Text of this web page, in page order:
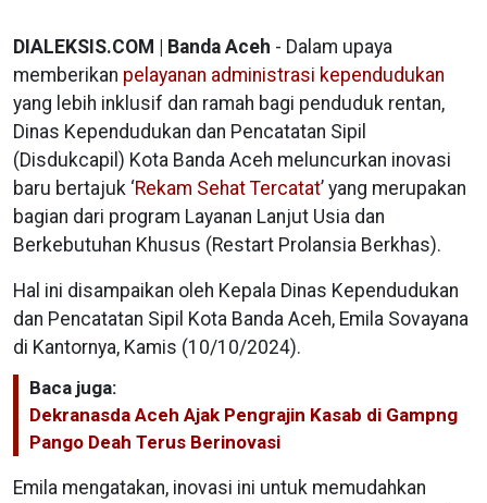
DIALEKSIS.COM | Banda Aceh - Dalam upaya
memberikan pelayanan administrasi kependudukan
yang lebih inklusif dan ramah bagi penduduk rentan,
Dinas Kependudukan dan Pencatatan Sipil
(Disdukcapil) Kota Banda Aceh meluncurkan inovasi
baru bertajuk ‘Rekam Sehat Tercatat’ yang merupakan
bagian dari program Layanan Lanjut Usia dan
Berkebutuhan Khusus (Restart Prolansia Berkhas).
Hal ini disampaikan oleh Kepala Dinas Kependudukan
dan Pencatatan Sipil Kota Banda Aceh, Emila Sovayana
di Kantornya, Kamis (10/10/2024).
Baca juga:
Dekranasda Aceh Ajak Pengrajin Kasab di Gampng
Pango Deah Terus Berinovasi
Emila mengatakan, inovasi ini untuk memudahkan